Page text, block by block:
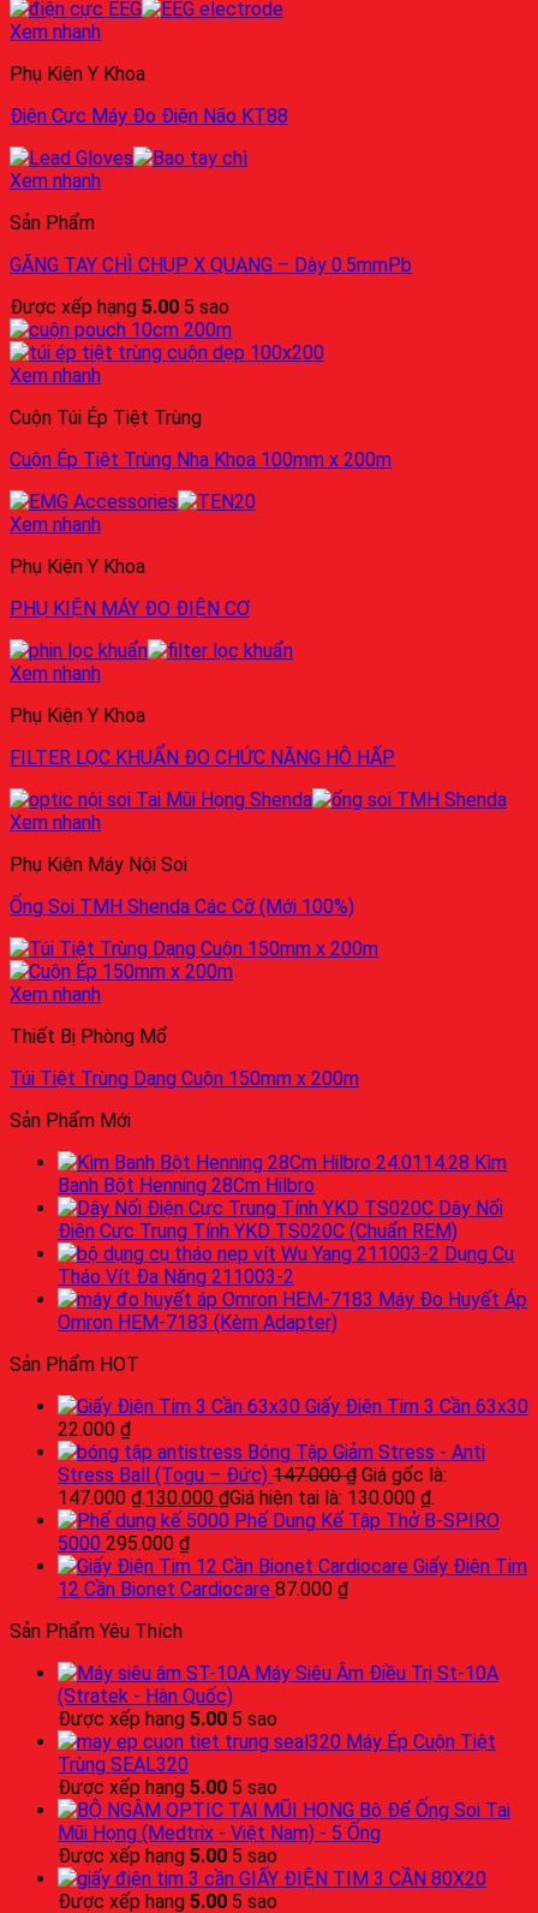
Xem nhanh
Phụ Kiện Y Khoa
Điện Cực Máy Đo Điện Não KT88
Xem nhanh
Sản Phẩm
GĂNG TAY CHÌ CHỤP X QUANG – Dày 0.5mmPb
Được xếp hạng 5.00 5 sao
Xem nhanh
Cuộn Túi Ép Tiệt Trùng
Cuộn Ép Tiệt Trùng Nha Khoa 100mm x 200m
Xem nhanh
Phụ Kiện Y Khoa
PHỤ KIỆN MÁY ĐO ĐIỆN CƠ
Xem nhanh
Phụ Kiện Y Khoa
FILTER LỌC KHUẨN ĐO CHỨC NĂNG HÔ HẤP
Xem nhanh
Phụ Kiện Máy Nội Soi
Ống Soi TMH Shenda Các Cỡ (Mới 100%)
Xem nhanh
Thiết Bị Phòng Mổ
Túi Tiệt Trùng Dạng Cuộn 150mm x 200m
Sản Phẩm Mới
Kìm
Banh Bột Henning 28Cm Hilbro
Dây Nối
Điện Cực Trung Tính YKD TS020C (Chuẩn REM)
Dụng Cụ
Tháo Vít Đa Năng 211003-2
Máy Đo Huyết Áp
Omron HEM-7183 (Kèm Adapter)
Sản Phẩm HOT
Giấy Điện Tim 3 Cần 63x30
22.000 ₫
Bóng Tập Giảm Stress - Anti
Stress Ball (Togu – Đức) 147.000₫ Giá gốc là:
147.000 ₫.130.000 ₫Giá hiện tại là: 130.000 ₫.
Phế Dung Kế Tập Thở B-SPIRO
5000 295.000 ₫
Giấy Điện Tim
12 Cần Bionet Cardiocare 87.000 ₫
Sản Phẩm Yêu Thích
Máy Siêu Âm Điều Trị St-10A
(Stratek - Hàn Quốc)
Được xếp hạng 5.00 5 sao
Máy Ép Cuộn Tiệt
Trùng SEAL320
Được xếp hạng 5.00 5 sao
Bộ Để Ống Soi Tai
Mũi Họng (Medtrix - Việt Nam) - 5 Ống
Được xếp hạng 5.00 5 sao
GIẤY ĐIỆN TIM 3 CẦN 80X20
Được xếp hạng 5.00 5 sao